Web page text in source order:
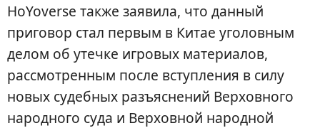
HoYoverse также заявила, что данный
приговор стал первым в Китае уголовным
делом об утечке игровых материалов,
рассмотренным после вступления в силу
новых судебных разъяснений Верховного
народного суда и Верховной народной